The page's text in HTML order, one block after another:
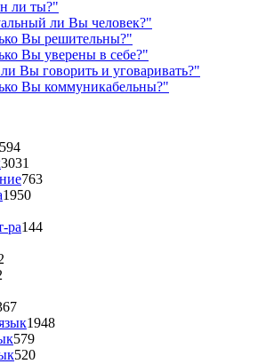
ли ты?"
ли Вы человек?"
Вы решительны?"
Вы уверены в себе?"
Вы говорить и уговаривать?"
Вы коммуникабельны?"
3031
763
1950
ра144
1948
579
520